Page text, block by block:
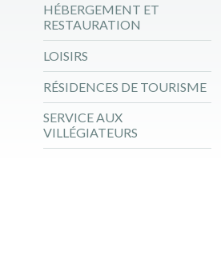
HÉBERGEMENT ET
RESTAURATION
LOISIRS
RÉSIDENCES DE TOURISME
SERVICE AUX
VILLÉGIATEURS